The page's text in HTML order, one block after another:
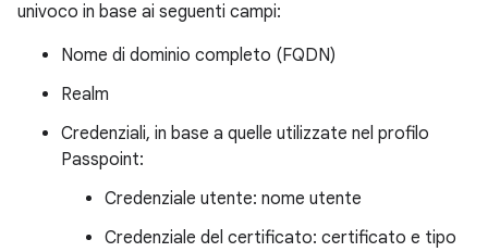
univoco in base ai seguenti campi:
Nome di dominio completo (FQDN)
Realm
Credenziali, in base a quelle utilizzate nel profilo
Passpoint:
Credenziale utente: nome utente
Credenziale del certificato: certificato e tipo